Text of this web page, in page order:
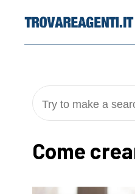
content
Try to make a search...
Come